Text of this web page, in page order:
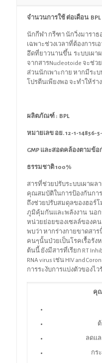
จำนวนการใช้ ต่อเดือน
นักกีฬา กรีฑา นักวิ่งมาราธ
เฉพาะช่วงเวลาที่ต้องการ
อึดที่ยาวนานขึ้น ระบบเผา
จากสารNucleotoide จะช่
ส่วนนักเพาะกาย หากมีระ
โปรตีนเพียงพอ จะทำให้ร่า
ผลิตภัณฑ์ : BPL
หมายเลข อย. 12-1-14856-
GMP และสอดคล้องตามข้
ธรรมชาติ100%
สารที่ช่วยปรับระบบเผาผลา
คุณสมบัติในการป้องกันกา
ถึงช่วยปรับสมดุลของฮอร์
ภูมิคุ้มกันและพลังงาน นอก
หน่วยย่อยของเซลล์ของค
พบว่า หากร่างกายขาดสา
คนๆนั้นป่วยเป็นโรคเรื้อรัง
ต้นนี้ ยังมีสารที่เรียก RT
RNA virus เช่น HIV and
การระงับการแบ่งตัวของไว
คุ
ลดแ
กร